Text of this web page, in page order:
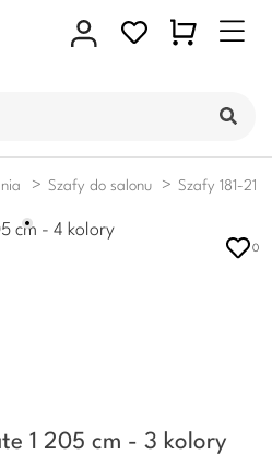
Szafy do salonu Szafy 181-210
0
1 205 cm - 3 kolory